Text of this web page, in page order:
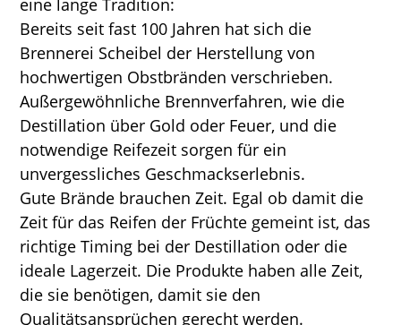
eine lange Tradition:
Bereits seit fast 100 Jahren hat sich die
Brennerei Scheibel der Herstellung von
hochwertigen Obstbränden verschrieben.
Außergewöhnliche Brennverfahren, wie die
Destillation über Gold oder Feuer, und die
notwendige Reifezeit sorgen für ein
unvergessliches Geschmackserlebnis.
Gute Brände brauchen Zeit. Egal ob damit die
Zeit für das Reifen der Früchte gemeint ist, das
richtige Timing bei der Destillation oder die
ideale Lagerzeit. Die Produkte haben alle Zeit,
die sie benötigen, damit sie den
Qualitätsansprüchen gerecht werden.